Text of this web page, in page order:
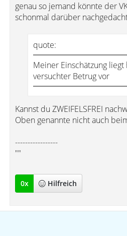
genau so jemand könnte der
schonmal darüber
quote:
Meiner Einschätzung
versuchter Betrug vor
Kannst du ZWEIFELSFREI
Oben genannte nicht auch
-----------------
""
0x Hilfreich